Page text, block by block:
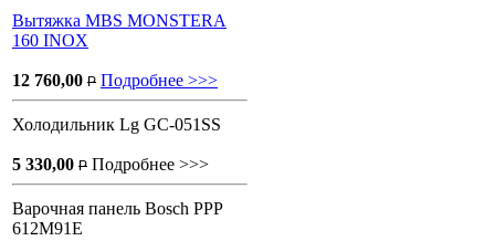
Вытяжка MBS MONSTERA
160 INOX
12 760,00 P Подробнее >>>
Холодильник Lg GC-051SS
5 330,00 P Подробнее >>>
Варочная панель Bosch PPP
612M91E